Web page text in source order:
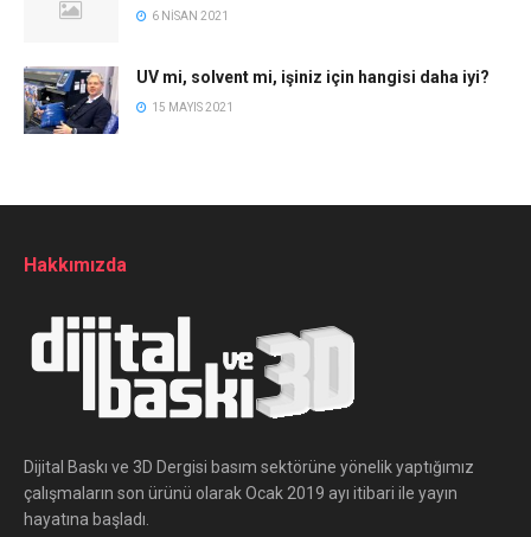
6 NISAN 2021
UV mi, solvent mi, işiniz için hangisi daha iyi?
15 MAYIS 2021
Hakkımızda
Dijital Baskı ve 3D Dergisi basım sektörüne yönelik yaptığımız
çalışmaların son ürünü olarak Ocak 2019 ayı itibari ile yayın
hayatına başladı.